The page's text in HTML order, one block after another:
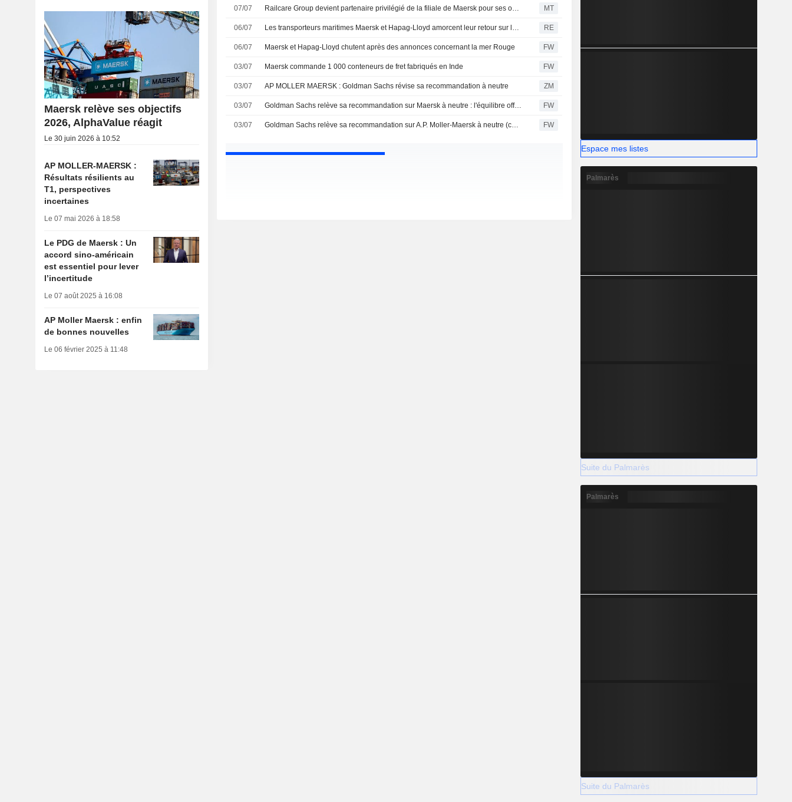
07/07 Railcare Group devient partenaire privilégié de la filiale de Maersk pour ses opérations de transport ferroviaire en Suède MT
06/07 Les transporteurs maritimes Maersk et Hapag-Lloyd amorcent leur retour sur la route commerciale du canal de Suez RE
06/07 Maersk et Hapag-Lloyd chutent après des annonces concernant la mer Rouge FW
03/07 Maersk commande 1 000 conteneurs de fret fabriqués en Inde FW
03/07 AP MOLLER MAERSK : Goldman Sachs révise sa recommandation à neutre ZM
03/07 Goldman Sachs relève sa recommandation sur Maersk à neutre : l'équilibre offre-demande s'améliore FW
03/07 Goldman Sachs relève sa recommandation sur A.P. Moller-Maersk à neutre (contre vendre), objectif de cours à 16 000 couronnes danoises - BN FW
Maersk relève ses objectifs
2026, AlphaValue réagit
Le 30 juin 2026 à 10:52
AP MOLLER-MAERSK :
Résultats résilients au
T1, perspectives
incertaines
Le 07 mai 2026 à 18:58
Le PDG de Maersk : Un
accord sino-américain
est essentiel pour lever
l’incertitude
Le 07 août 2025 à 16:08
AP Moller Maersk : enfin
de bonnes nouvelles
Le 06 février 2025 à 11:48
Espace mes listes
Palmarès
Suite du Palmarès
Palmarès
Suite du Palmarès